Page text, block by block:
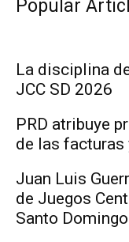
Popular
La disciplina
JCC SD 2026
PRD atribuye
de las facturas
Juan Luis
de Juegos
Santo